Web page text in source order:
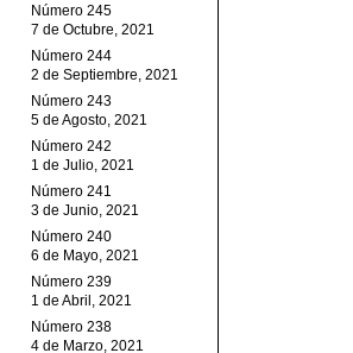
Número 245
7 de Octubre, 2021
Número 244
2 de Septiembre, 2021
Número 243
5 de Agosto, 2021
Número 242
1 de Julio, 2021
Número 241
3 de Junio, 2021
Número 240
6 de Mayo, 2021
Número 239
1 de Abril, 2021
Número 238
4 de Marzo, 2021